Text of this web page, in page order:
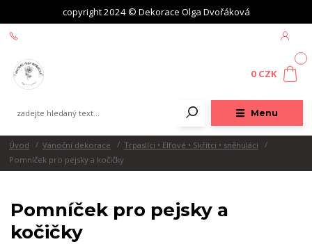
copyright 2024 © Dekorace Olga Dvořáková
Menu
0 CZK
Úvod Vánoční dekorace
Trpaslíci • Elfové • Skřítci • sněhuláci
Pomníček pro pejsky a kočičky
Pomníček pro pejsky a
kočičky